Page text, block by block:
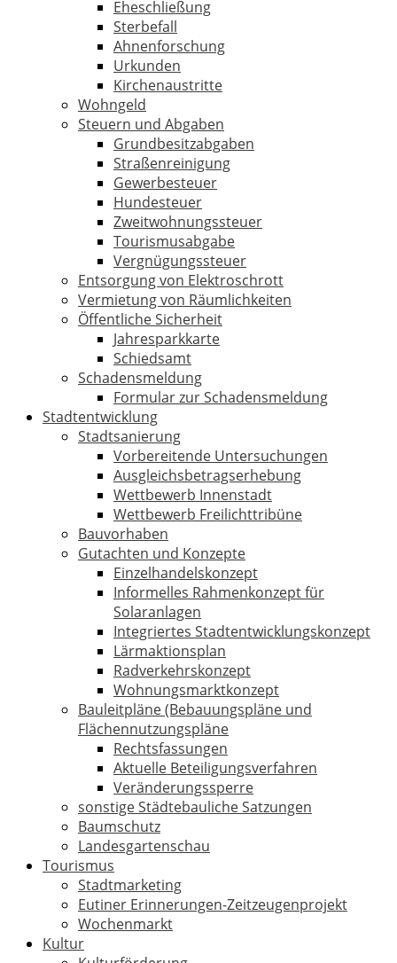
Eheschließung
Sterbefall
Ahnenforschung
Urkunden
Kirchenaustritte
Wohngeld
Steuern und Abgaben
Grundbesitzabgaben
Straßenreinigung
Gewerbesteuer
Hundesteuer
Zweitwohnungssteuer
Tourismusabgabe
Vergnügungssteuer
Entsorgung von Elektroschrott
Vermietung von Räumlichkeiten
Öffentliche Sicherheit
Jahresparkkarte
Schiedsamt
Schadensmeldung
Formular zur Schadensmeldung
Stadtentwicklung
Stadtsanierung
Vorbereitende Untersuchungen
Ausgleichsbetragserhebung
Wettbewerb Innenstadt
Wettbewerb Freilichttribüne
Bauvorhaben
Gutachten und Konzepte
Einzelhandelskonzept
Informelles Rahmenkonzept für
Solaranlagen
Integriertes Stadtentwicklungskonzept
Lärmaktionsplan
Radverkehrskonzept
Wohnungsmarktkonzept
Bauleitpläne (Bebauungspläne und
Flächennutzungspläne
Rechtsfassungen
Aktuelle Beteiligungsverfahren
Veränderungssperre
sonstige Städtebauliche Satzungen
Baumschutz
Landesgartenschau
Tourismus
Stadtmarketing
Eutiner Erinnerungen-Zeitzeugenprojekt
Wochenmarkt
Kultur